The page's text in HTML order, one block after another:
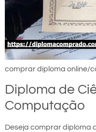
comprar diploma online/
Diploma de
Computação
Deseja comprar diploma